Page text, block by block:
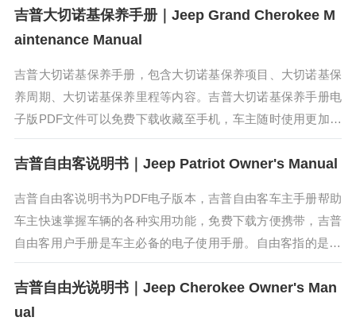
正意义上的ORV越...
吉普大切诺基保养手册｜Jeep Grand Cherokee M
aintenance Manual
吉普大切诺基保养手册，包含大切诺基保养项目、大切诺基保
养周期、大切诺基保养里程等内容。吉普大切诺基保养手册电
子版PDF文件可以免费下载收藏至手机，车主随时使用更加方
便。吉普大切诺基（Jeep）是克莱斯勒公司推出的一款经典车
型，传承了Jeep...
吉普自由客说明书｜Jeep Patriot Owner's Manual
吉普自由客说明书为PDF电子版本，吉普自由客车主手册帮助
车主快速掌握车辆的各种实用功能，免费下载方便携带，吉普
自由客用户手册是车主必备的电子使用手册。自由客指的是Je
ep品牌旗下一款偏重公路性能的城市型SUV，同时也兼具Jeep
品牌一贯的四...
吉普自由光说明书｜Jeep Cherokee Owner's Man
ual